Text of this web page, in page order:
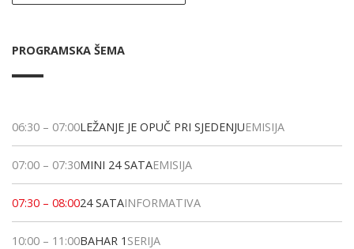
PROGRAMSKA ŠEMA
06:30 – 07:00LEŽANJE JE OPUČ PRI SJEDENJUEMISIJA
07:00 – 07:30MINI 24 SATAEMISIJA
07:30 – 08:0024 SATAINFORMATIVA
10:00 – 11:00BAHAR 1 SERIJA